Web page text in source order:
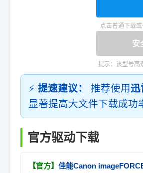
点击普通下载
安
提示：该型号高
⚡ 提速建议： 推荐使用迅
显著提高大文件下载成功
官方驱动下载
【官方】 佳能Canon